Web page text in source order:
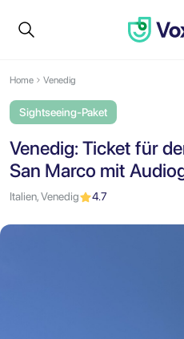
Home Venedig
Sightseeing-Paket
Venedig: Ticket für
San Marco mit
Italien, Venedig 4.7